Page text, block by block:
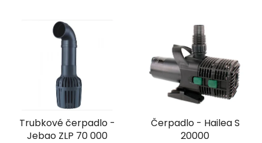
Trubkové čerpadlo -
Jebao ZLP 70 000
Čerpadlo - Hailea S
20000